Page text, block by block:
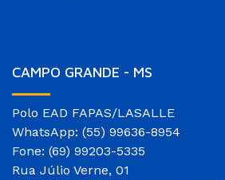
CAMPO GRANDE - MS
Polo EAD FAPAS/LASALLE
WhatsApp: (55) 99636-8954
Fone: (69) 99203-5335
Rua Júlio Verne, 01